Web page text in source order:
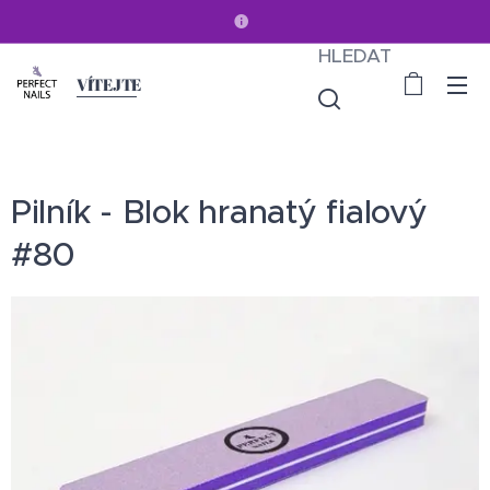
VÍTEJTE
HLEDAT
Pilník - Blok hranatý fialový
#80